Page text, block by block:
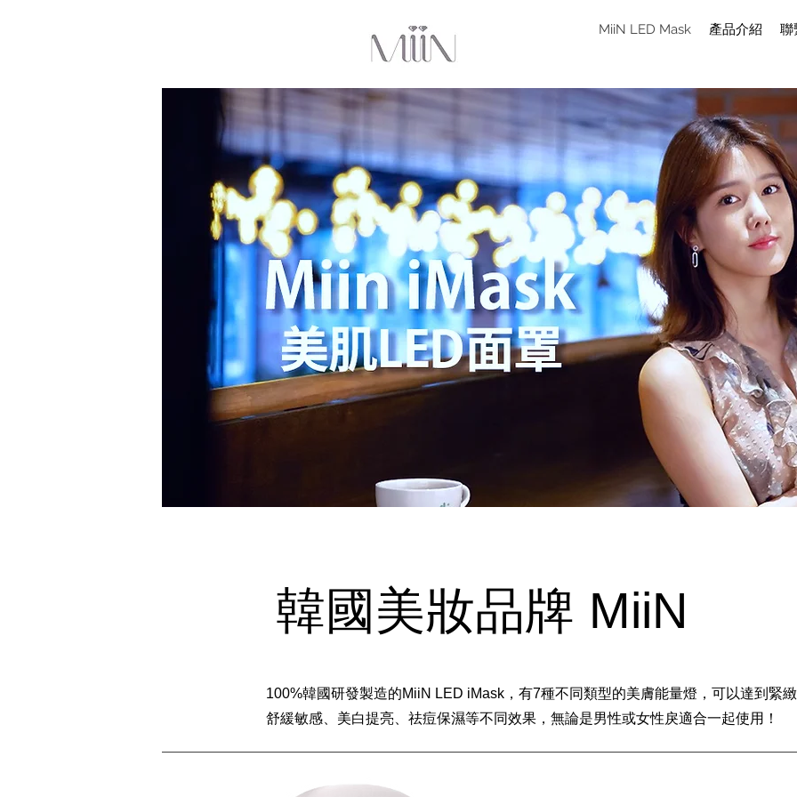
MiiN LED Mask 產品介紹 聯
韓國美妝品牌 MiiN
100%韓國研發製造的MiiN LED iMask，有7種不同類型的美膚能量燈，可以達到緊
舒緩敏感、美白提亮、祛痘保濕等不同效果，無論是男性或女性戾適合一起使用！